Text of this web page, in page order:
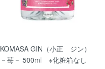
KOMASA GIN（小正 ジン）
－苺－ 500ml ※化粧箱なし